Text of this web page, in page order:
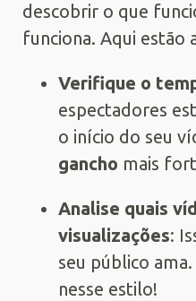
descobrir o que
funciona. Aqui estão
Verifique o
espectadores
o início do seu
gancho mais
Analise quais
visualizações:
seu público
nesse estilo!